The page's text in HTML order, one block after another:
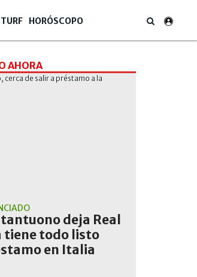
HORÓSCOPO
AHORA
deja Real
tiene todo listo
en Italia